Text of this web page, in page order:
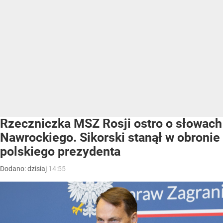
Rzeczniczka MSZ Rosji ostro o słowach
Nawrockiego. Sikorski stanął w obronie
polskiego prezydenta
Dodano:dzisiaj 14:55